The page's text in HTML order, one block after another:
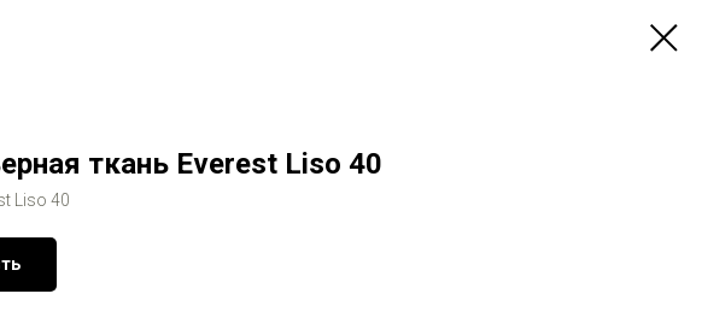
ткань Everest Liso 40
Liso 40